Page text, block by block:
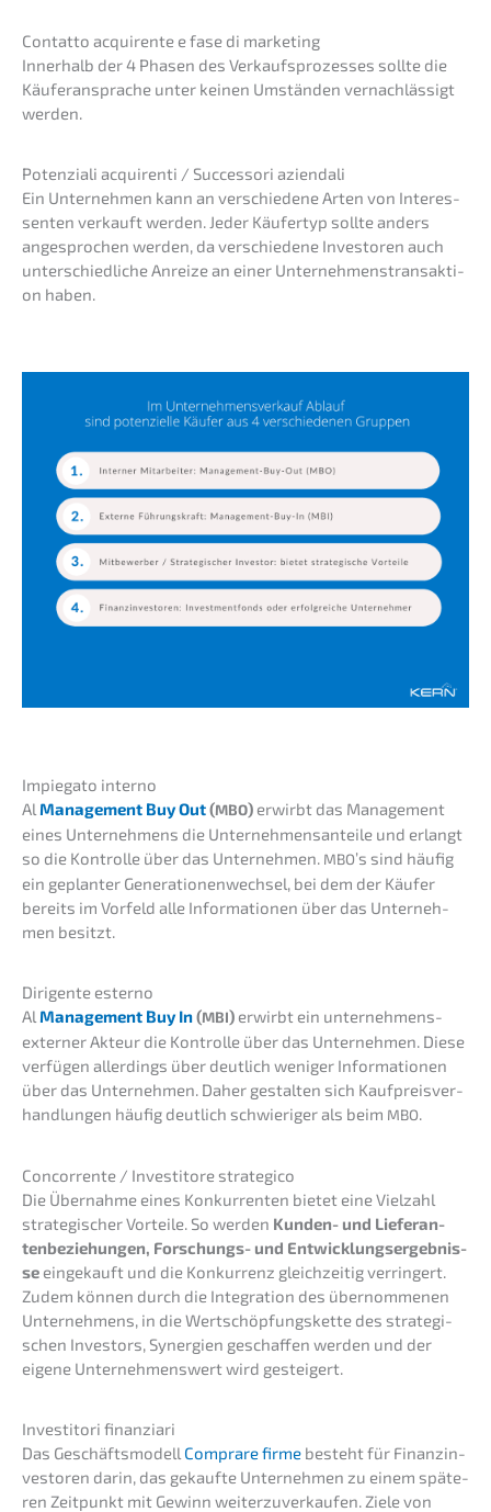
Contat­to acqui­ren­te e fase di marketing
Inner­halb der 4 Phasen des Verkaufs­pro­zes­ses sollte die
Käufer­an­spra­che unter keinen Umstän­den vernach­läs­sigt
werden.
Poten­zia­li acqui­ren­ti / Succes­so­ri aziendali
Ein Unter­neh­men kann an verschie­de­ne Arten von Inter­es­
sen­ten verkauft werden. Jeder Käufer­typ sollte anders
angespro­chen werden, da verschie­de­ne Inves­to­ren auch
unter­schied­li­che Anrei­ze an einer Unter­neh­mens­trans­ak­ti­
on haben.
Impie­ga­to interno
Al Manage­ment Buy Out(MBO) erwirbt das Manage­ment
eines Unter­neh­mens die Unter­neh­mens­an­tei­le und erlangt
so die Kontrol­le über das Unter­neh­men. MBO’s sind häufig
ein geplan­ter Genera­tio­nen­wech­sel, bei dem der Käufer
bereits im Vorfeld alle Infor­ma­tio­nen über das Unter­neh­
men besitzt.
Dirigen­te esterno
Al Manage­ment Buy In(MBI) erwirbt ein unter­neh­mens­
exter­ner Akteur die Kontrol­le über das Unter­neh­men. Diese
verfü­gen aller­dings über deutlich weniger Infor­ma­tio­nen
über das Unter­neh­men. Daher gestal­ten sich Kaufpreis­ver­
hand­lun­gen häufig deutlich schwie­ri­ger als beim MBO.
Concor­ren­te / Inves­ti­to­re strategico
Die Übernah­me eines Konkur­ren­ten bietet eine Vielzahl
strate­gi­scher Vortei­le. So werden Kunden- und Liefe­ran­
ten­be­zie­hun­gen, Forschungs- und Entwick­lungs­er­geb­nis­
se einge­kauft und die Konkur­renz gleich­zei­tig verrin­gert.
Zudem können durch die Integra­ti­on des übernom­me­nen
Unter­neh­mens, in die Wertschöp­fungs­ket­te des strate­gi­
schen Inves­tors, Syner­gien geschaf­fen werden und der
eigene Unter­neh­mens­wert wird gesteigert.
Inves­ti­to­ri finanziari
Das Geschäfts­mo­dell Compra­re firme besteht für Finanz­in­
ves­to­ren darin, das gekauf­te Unter­neh­men zu einem späte­
ren Zeitpunkt mit Gewinn weiter­zu­ver­kau­fen. Ziele von